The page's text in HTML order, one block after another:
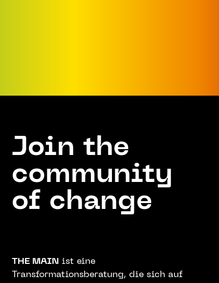
Join the
community
of change
THE MAIN ist eine
Transformationsberatung, die sich auf